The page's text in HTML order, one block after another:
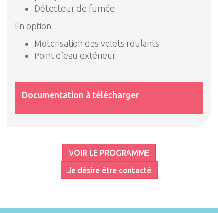
Détecteur de fumée
En option :
Motorisation des volets roulants
Point d’eau extérieur
Documentation à télécharger
VOIR LE PROGRAMME
Je désire être contacté